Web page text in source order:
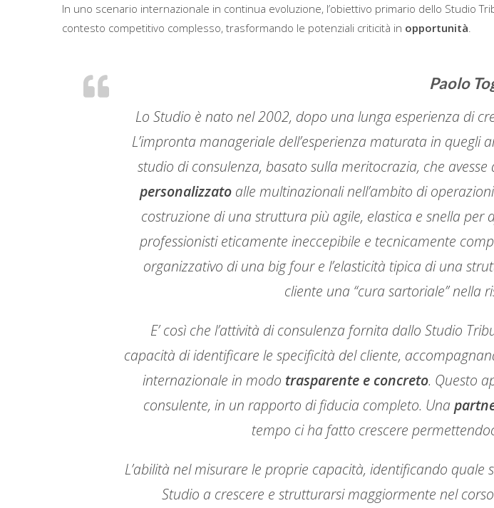
In uno scenario internazionale in continua evoluzione, l’obiettivo primario dello Studio
contesto competitivo complesso, trasformando le potenziali criticità in opportunità
Paolo
Lo Studio è nato nel 2002, dopo una lunga esperienza di
L’impronta manageriale dell’esperienza maturata in
studio di consulenza, basato sulla meritocrazia, che
personalizzato alle multinazionali nell’ambito di
costruzione di una struttura più agile, elastica e snella
professionisti eticamente ineccepibile e tecnicamente
organizzativo di una big four e l’elasticità tipica di una
cliente una “cura sartoriale” nella
E’ così che l’attività di consulenza fornita dallo Studio
capacità di identificare le specificità del cliente,
internazionale in modo trasparente e concreto. Questo
consulente, in un rapporto di fiducia completo. Una
tempo ci ha fatto crescere
L’abilità nel misurare le proprie capacità, identificando
Studio a crescere e strutturarsi maggiormente nel